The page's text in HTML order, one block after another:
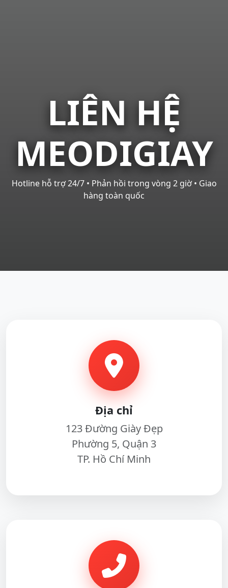
LIÊN HỆ
MEODIGIAY
Hotline hỗ trợ 24/7 • Phản hồi trong vòng 2 giờ • Giao
hàng toàn quốc
Địa chỉ
123 Đường Giày Đẹp
Phường 5, Quận 3
TP. Hồ Chí Minh